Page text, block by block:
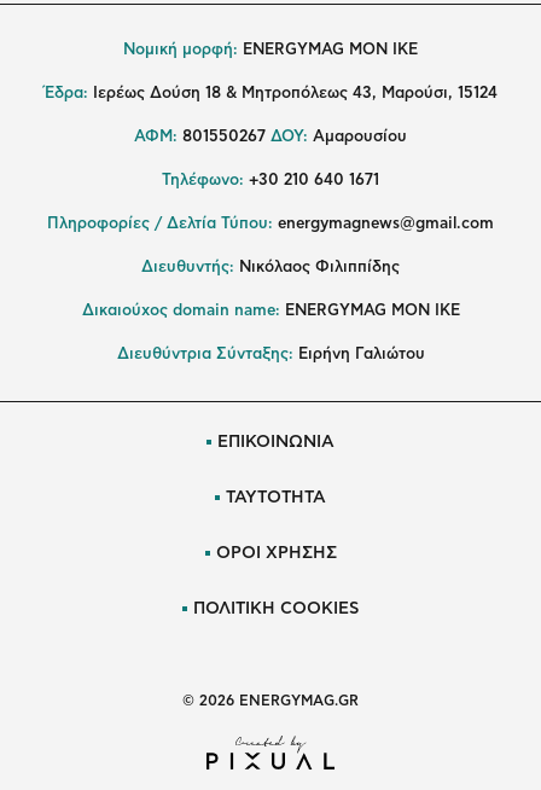
Νομική μορφή: ENERGYMAG MON IKE
Έδρα: Ιερέως Δούση 18 & Μητροπόλεως 43, Μαρούσι, 15124
ΑΦΜ: 801550267 ΔΟΥ: Αμαρουσίου
Τηλέφωνο: +30 210 640 1671
Πληροφορίες / Δελτία Τύπου: energymagnews@gmail.com
Διευθυντής: Νικόλαος Φιλιππίδης
Δικαιούχος domain name: ENERGYMAG ΜΟΝ ΙΚΕ
Διευθύντρια Σύνταξης: Ειρήνη Γαλιώτου
ΕΠΙΚΟΙΝΩΝΙΑ
ΤΑΥΤΟΤΗΤΑ
ΟΡΟΙ ΧΡΗΣΗΣ
ΠΟΛΙΤΙΚΗ COOKIES
© 2026 ENERGYMAG.GR